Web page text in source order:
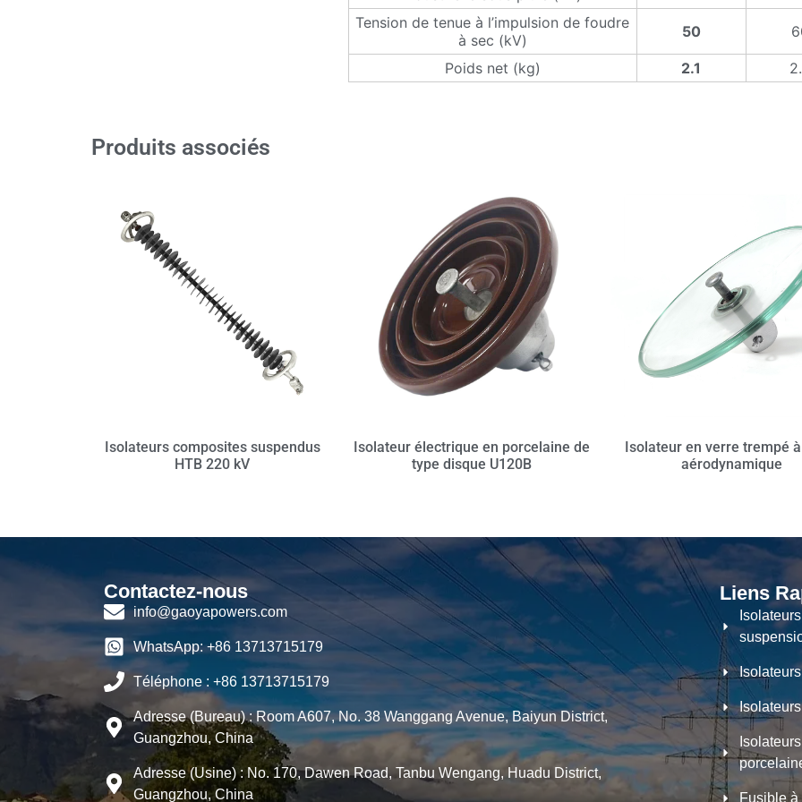
Tension de tenue à l’impulsion de foudre
à sec (kV)
50
Poids net (kg) 2.1
Produits associés
Isolateurs composites suspendus
HTB 220 kV
Isolateur électrique en porcelaine de
type disque U120B
Isolateur en verre trempé
aérodynamique
Contactez-nous
info@gaoyapowers.com
WhatsApp: +86 13713715179
Téléphone : +86 13713715179
Adresse (Bureau) : Room A607, No. 38 Wanggang Avenue, Baiyun District,
Guangzhou, China
Adresse (Usine) : No. 170, Dawen Road, Tanbu Wengang, Huadu District,
Guangzhou, China
Liens
Fusible